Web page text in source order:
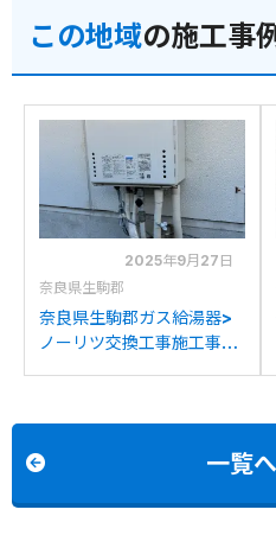
この地域の施工事
2025年9月27日
奈良県生駒郡
奈良県生駒郡ガス給湯器>
ノーリツ交換工事施工事
一覧